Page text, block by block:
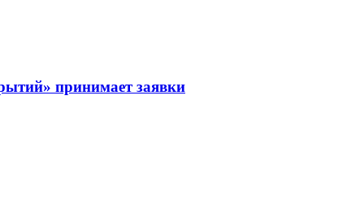
принимает заявки